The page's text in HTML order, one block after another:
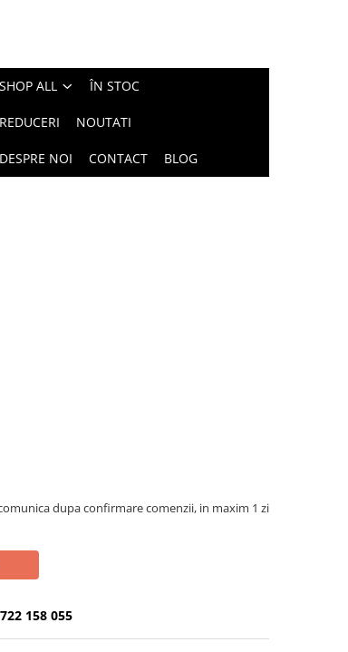
SHOP ALL ÎN STOC
REDUCERI NOUTATI
DESPRE NOI CONTACT BLOG
dupa confirmare comenzii, in maxim 1 zi
158 055